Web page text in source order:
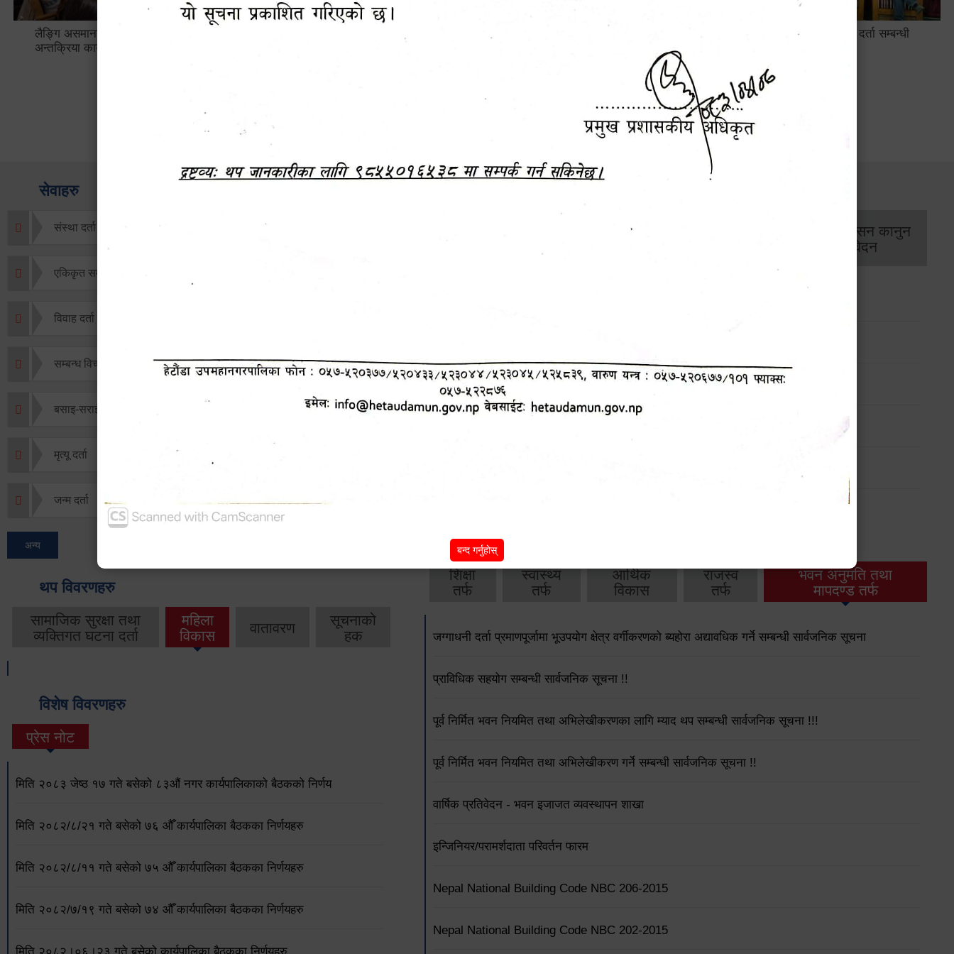
लैङ्गि असमानताका विबिध पक्षहरु विषयक
अन्तक्रिया कार्यक्रम
सामाजिक सुरक्षा तथा घटना दर्ता सम्बन्धी
सेवाहरु
संस्था दर्ता सिफारिस
एकिकृत सम्पत्ति कर/घर जग्गा कर
विवाह दर्ता
सम्बन्ध विच्छेद दर्ता
बसाइ-सराई जाने/आउने दर्ता
मृत्यू दर्ता
जन्म दर्ता
अन्य
थप विवरणहरु
सामाजिक सुरक्षा तथा
व्यक्तिगत घटना दर्ता
महिला
विकास
वातावरण
सूचनाको
हक
विशेष विवरणहरु
प्रेस नोट
मिति २०८३ जेष्ठ १७ गते बसेको ८३औं नगर कार्यपालिकाको बैठकको निर्णय
मिति २०८२/८/२१ गते बसेको ७६ औँ कार्यपालिका बैठकका निर्णयहरु
मिति २०८२/८/११ गते बसेको ७५ औँ कार्यपालिका बैठकका निर्णयहरु
मिति २०८२/७/१९ गते बसेको ७४ औँ कार्यपालिका बैठकका निर्णयहरु
आर्थिक प्रशासन कानुन
/ प्रतिवेदन
आ.व. २०८१/०८२ को वार्षिक बजेट, नीति तथा कार्यक्रम
अन्य विवरणहरु
शिक्षा
तर्फ
स्वास्थ्य
तर्फ
आर्थिक
विकास
राजस्व
तर्फ
भवन अनुमति तथा
मापदण्ड तर्फ
जग्गाधनी दर्ता प्रमाणपूर्जामा भूउपयोग क्षेत्र वर्गीकरणको ब्यहोरा अद्यावधिक गर्ने सम्बन्धी सार्वजनिक सूचना
प्राविधिक सहयोग सम्बन्धी सार्वजनिक सूचना !!
पूर्व निर्मित भवन नियमित तथा अभिलेखीकरणका लागि म्याद थप सम्बन्धी सार्वजनिक सूचना !!!
पूर्व निर्मित भवन नियमित तथा अभिलेखीकरण गर्ने सम्बन्धी सार्वजनिक सूचना !!
वार्षिक प्रतिवेदन - भवन इजाजत व्यवस्थापन शाखा
इन्जिनियर/परामर्शदाता परिवर्तन फारम
Nepal National Building Code NBC 206-2015
Nepal National Building Code NBC 202-2015
बन्द गर्नुहोस्